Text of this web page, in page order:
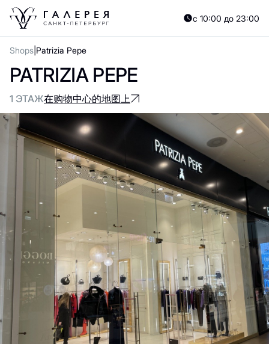
с 10:00 до 23:00
Shops Patrizia Pepe
PATRIZIA PEPE
1 ЭТАЖ在购物中心的地图上